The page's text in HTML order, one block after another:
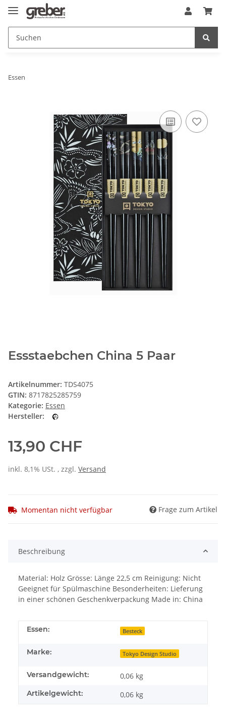
Essen
Essstaebchen China 5 Paar
Artikelnummer: TDS4075
GTIN: 8717825285759
Kategorie: Essen
Hersteller:
13,90 CHF
inkl. 8,1% USt. , zzgl. Versand
Momentan nicht verfügbar Frage zum Artikel
Beschreibung
Material: Holz Grösse: Länge 22,5 cm Reinigung: Nicht
Geeignet für Spülmaschine Besonderheiten: Lieferung
in einer schönen Geschenkverpackung Made in: China
Essen: Besteck
Marke: Tokyo Design Studio
Versandgewicht: 0,06 kg
Artikelgewicht: 0,06 kg